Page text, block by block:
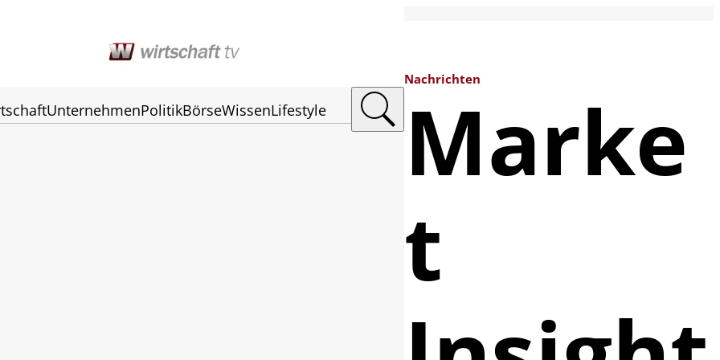
UnternehmenPolitikBörseWissenLifestyle
Nachrichten
Marke
t